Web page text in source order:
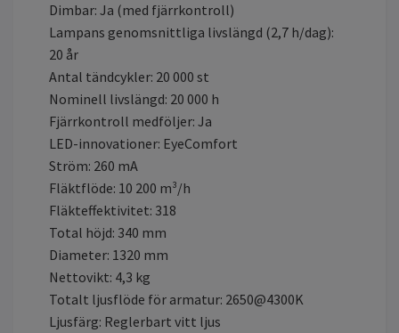
Dimbar: Ja (med fjärrkontroll)
Lampans genomsnittliga livslängd (2,7 h/dag):
20 år
Antal tändcykler: 20 000 st
Nominell livslängd: 20 000 h
Fjärrkontroll medföljer: Ja
LED-innovationer: EyeComfort
Ström: 260 mA
Fläktflöde: 10 200 m³/h
Fläkteffektivitet: 318
Total höjd: 340 mm
Diameter: 1320 mm
Nettovikt: 4,3 kg
Totalt ljusflöde för armatur: 2650@4300K
Ljusfärg: Reglerbart vitt ljus